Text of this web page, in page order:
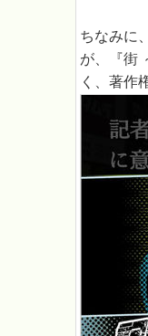
ちなみに
が、『街
く、著作